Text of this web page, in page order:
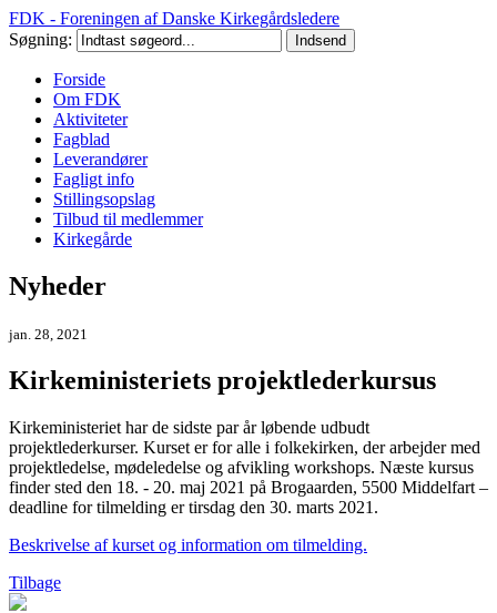
FDK - Foreningen af Danske Kirkegårdsledere
Søgning:
Forside
Om FDK
Aktiviteter
Fagblad
Leverandører
Fagligt info
Stillingsopslag
Tilbud til medlemmer
Kirkegårde
Nyheder
jan. 28, 2021
Kirkeministeriets projektlederkursus
Kirkeministeriet har de sidste par år løbende udbudt
projektlederkurser. Kurset er for alle i folkekirken, der arbejder med
projektledelse, mødeledelse og afvikling workshops. Næste kursus
finder sted den 18. - 20. maj 2021 på Brogaarden, 5500 Middelfart –
deadline for tilmelding er tirsdag den 30. marts 2021.
Beskrivelse af kurset og information om tilmelding.
Tilbage